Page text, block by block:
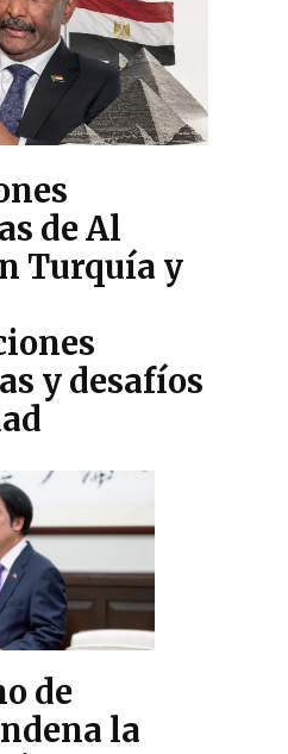
de Al
Turquía y
y desafíos
de
la